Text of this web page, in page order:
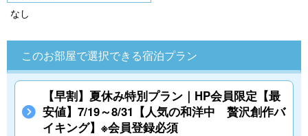
なし
このお部屋で選択できる宿泊プラン
【早割】夏休み特別プラン｜HP会員限定【最
安値】7/19～8/31【人気の和洋中 贅沢創作バ
イキング】※会員登録必須